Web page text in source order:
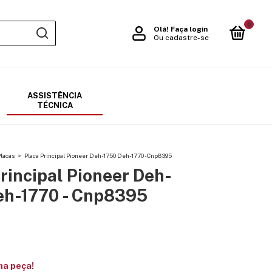
Olá! Faça login
Ou cadastre-se
0
ASSISTÊNCIA
TÉCNICA
> Placa Principal Pioneer Deh-1750 Deh-1770 - Cnp8395
Pioneer Deh-
1770 - Cnp8395
peça!